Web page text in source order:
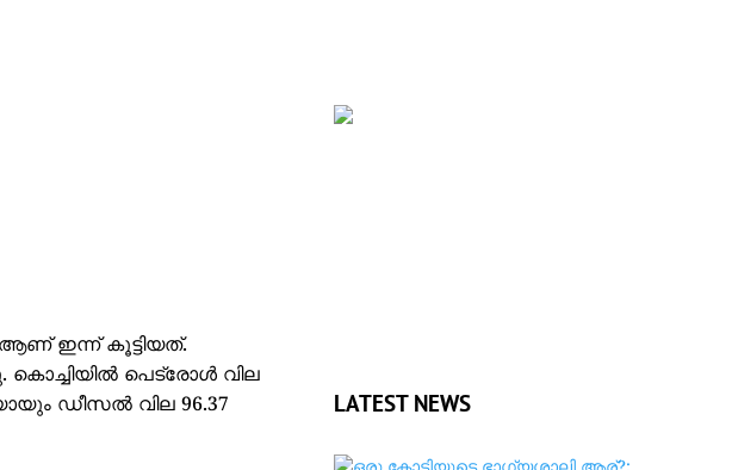
ഇന്ന് കൂട്ടിയത്.
പെട്രോൾ വില
ഡീസൽ വില 96.37
LATEST NEWS